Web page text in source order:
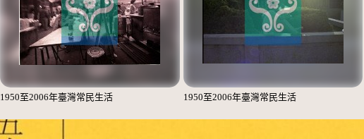
1950至2006年臺灣常民生活 1950至2006年臺灣常民生活